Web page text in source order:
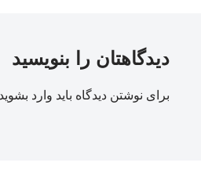
دیدگاهتان را بنویسید
برای نوشتن دیدگاه باید وارد بشوید